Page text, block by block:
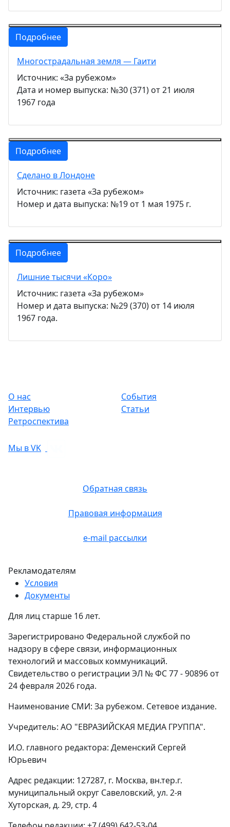
Подробнее
Многострадальная земля — Гаити
Источник: «За рубежом»
Дата и номер выпуска: №30 (371) от 21 июля
1967 года
Подробнее
Сделано в Лондоне
Источник: газета «За рубежом»
Номер и дата выпуска: №19 от 1 мая 1975 г.
Подробнее
Лишние тысячи «Коро»
Источник: газета «За рубежом»
Номер и дата выпуска: №29 (370) от 14 июля
1967 года.
О нас
События
Интервью
Статьи
Ретроспектива
Мы в VK
Рекламодателям
Условия
Документы
Обратная связь
Правовая информация
e-mail рассылки
Для лиц старше 16 лет.
Зарегистрировано Федеральной службой по
надзору в сфере связи, информационных
технологий и массовых коммуникаций.
Свидетельство о регистрации ЭЛ № ФС 77 - 90896 от
24 февраля 2026 года.
Наименование СМИ: За рубежом. Сетевое издание.
Учредитель: АО "ЕВРАЗИЙСКАЯ МЕДИА ГРУППА".
И.О. главного редактора: Деменский Сергей
Юрьевич
Адрес редакции: 127287, г. Москва, вн.тер.г.
муниципальный округ Савеловский, ул. 2-я
Хуторская, д. 29, стр. 4